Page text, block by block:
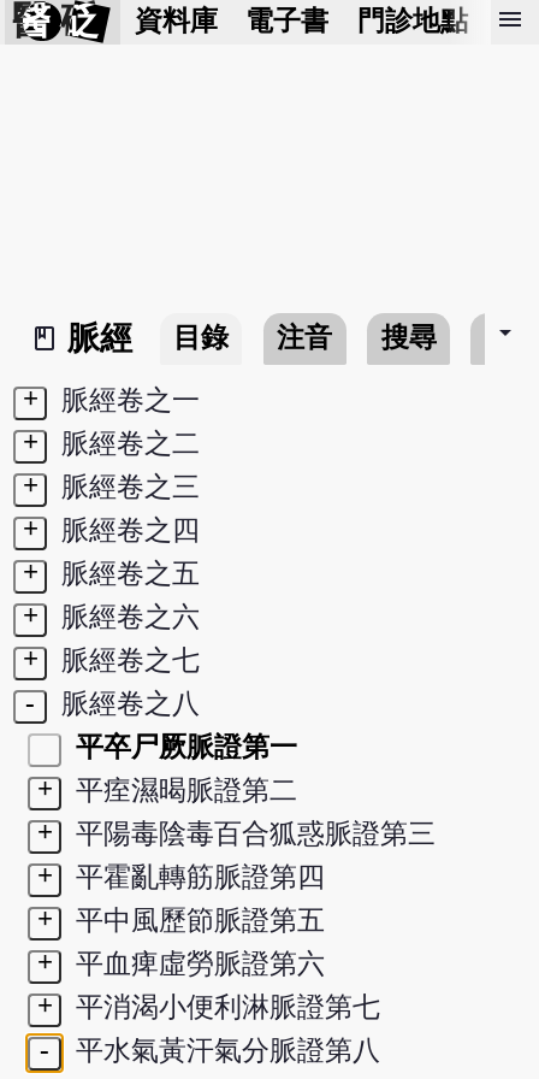
醫 砭 資料庫 電子書 門診地點 預
menu
book_2
脈經 目錄 注音 搜尋 書介
arrow_drop_down
+
脈經卷之一
+
脈經卷之二
+
脈經卷之三
+
脈經卷之四
+
脈經卷之五
+
脈經卷之六
+
脈經卷之七
-
脈經卷之八
平卒尸厥脈證第一
+
平痓濕暍脈證第二
+
平陽毒陰毒百合狐惑脈證第三
+
平霍亂轉筋脈證第四
+
平中風歷節脈證第五
+
平血痺虛勞脈證第六
+
平消渴小便利淋脈證第七
-
平水氣黃汗氣分脈證第八